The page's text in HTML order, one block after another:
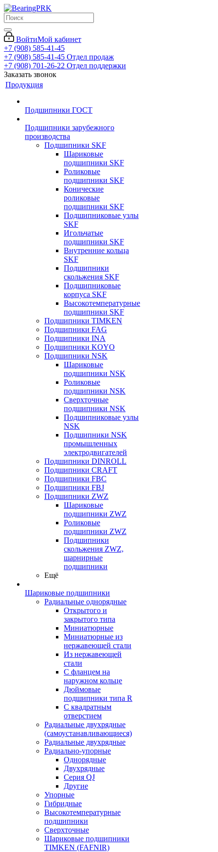
ВойтиМой кабинет
+7 (908) 585-41-45
+7 (908) 585-41-45 Отдел продаж
+7 (908) 701-26-22 Отдел поддержки
Заказать звонок
Продукция
Подшипники ГОСТ
Подшипники зарубежного
производства
Подшипники SKF
Шариковые
подшипники SKF
Роликовые
подшипники SKF
Конические
роликовые
подшипники SKF
Подшипниковые узлы
SKF
Игольчатые
подшипники SKF
Внутренние кольца
SKF
Подшипники
скольжения SKF
Подшипниковые
корпуса SKF
Высокотемпературные
подшипники SKF
Подшипники TIMKEN
Подшипники FAG
Подшипники INA
Подшипники KOYO
Подшипники NSK
Шариковые
подшипники NSK
Роликовые
подшипники NSK
Сверхточные
подшипники NSK
Подшипниковые узлы
NSK
Подшипники NSK
промышленных
электродвигателей
Подшипники DINROLL
Подшипники CRAFT
Подшипники FBC
Подшипники FBJ
Подшипники ZWZ
Шариковые
подшипники ZWZ
Роликовые
подшипники ZWZ
Подшипники
скольжения ZWZ,
шарнирные
подшипники
Ещё
Шариковые подшипники
Радиальные однорядные
Открытого и
закрытого типа
Миниатюрные
Миниатюрные из
нержавеющей стали
Из нержавеющей
стали
С фланцем на
наружном кольце
Дюймовые
подшипники типа R
С квадратным
отверстием
Радиальные двухрядные
(самоустанавливающиеся)
Радиальные двухрядные
Радиально-упорные
Однорядные
Двухрядные
Серия QJ
Другие
Упорные
Гибридные
Высокотемпературные
подшипники
Сверхточные
Шариковые подшипники
TIMKEN (FAFNIR)